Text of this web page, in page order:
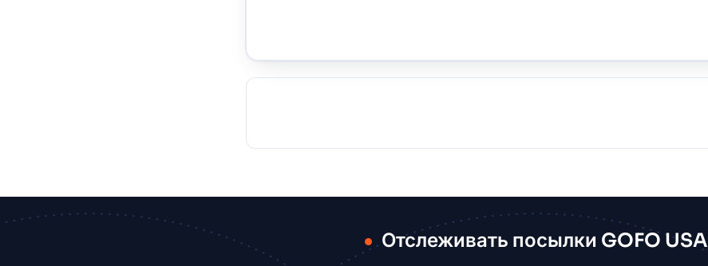
Отслеживать посылки GOFO USA